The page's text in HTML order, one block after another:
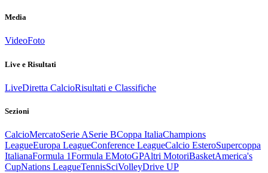
Media
VideoFoto
Live e Risultati
LiveDiretta CalcioRisultati e Classifiche
Sezioni
CalcioMercatoSerie ASerie BCoppa ItaliaChampions
LeagueEuropa LeagueConference LeagueCalcio EsteroSupercoppa
ItalianaFormula 1Formula EMotoGPAltri MotoriBasketAmerica's
CupNations LeagueTennisSciVolleyDrive UP